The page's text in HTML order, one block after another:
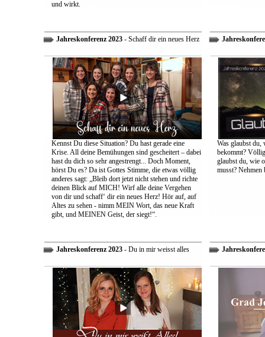
und wirkt.
Jahreskonferenz 2023- Schaff dir ein neues Herz
Kennst Du diese Situation? Du hast gerade eine
Krise. All deine Bemühungen sind gescheitert – dabei
hast du dich so sehr angestrengt... Doch Moment,
hörst Du es? Da ist Gottes Stimme, die etwas völlig
anderes sagt: „Bleib dort jetzt nicht stehen und richte
deinen Blick auf MICH! Wirf alle deine Vergehen
von dir und schaff‘ dir ein neues Herz! Hör auf, auf
Altes zu sehen - nimm MEIN Wort, das neue Kraft
gibt, und MEINEN Geist, der siegt!“.
Was glaubst du,
bekommt?
glaubst du, wie
musst? Nehmen
Jahreskonferenz 2023- Du in mir weisst alles